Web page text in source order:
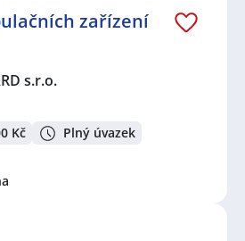
zařízení
s.r.o.
Kč Plný úvazek